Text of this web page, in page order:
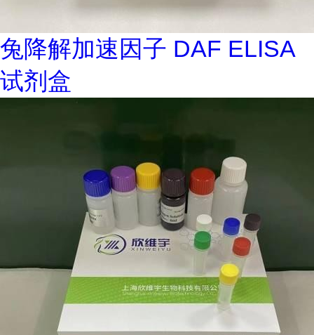
兔降解加速因子 DAF ELISA
试剂盒